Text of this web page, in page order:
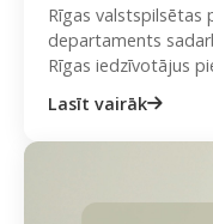
Rīgas valstspilsētas
departaments
Rīgas iedzīvotājus
vada sertificēti un
Lasīt vairāk